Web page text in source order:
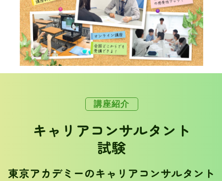
講座紹介
キャリアコンサルタント
試験
東京アカデミーのキャリアコンサルタント